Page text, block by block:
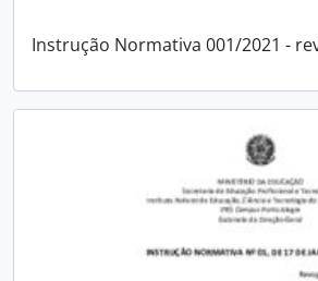
Instrução Normativa 001/2021 -